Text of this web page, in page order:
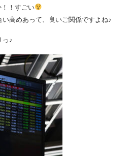
！すごい
高めあって、良いご関係ですよね♪
っ♪